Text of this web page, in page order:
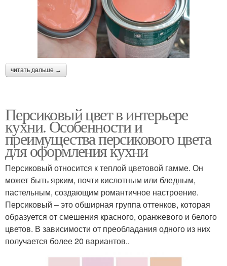
читать дальше →
Персиковый цвет в интерьере
кухни. Особенности и
преимущества персикового цвета
для оформления кухни
Персиковый относится к теплой цветовой гамме. Он
может быть ярким, почти кислотным или бледным,
пастельным, создающим романтичное настроение.
Персиковый – это обширная группа оттенков, которая
образуется от смешения красного, оранжевого и белого
цветов. В зависимости от преобладания одного из них
получается более 20 вариантов..